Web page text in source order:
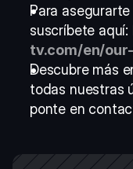
Para
suscríbete aquí:
tv.com/en/
Descubre más
todas nuestras
ponte en